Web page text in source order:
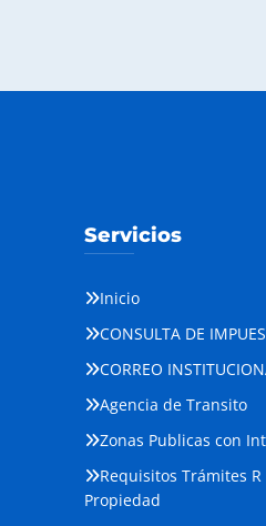
Servicios
Inicio
CONSULTA DE
CORREO
Agencia de Transito
Zonas Publicas con
Requisitos Trámites R
Propiedad